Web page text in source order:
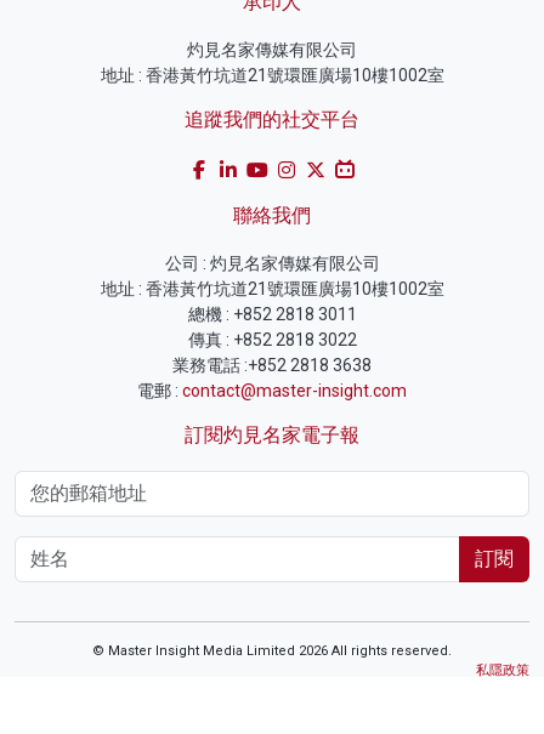
灼見名家傳媒有限公司
地址 : 香港黃竹坑道21號環匯廣場10樓1002室
追蹤我們的社交平台
聯絡我們
公司 : 灼見名家傳媒有限公司
地址 : 香港黃竹坑道21號環匯廣場10樓1002室
總機 : +852 2818 3011
傳真 : +852 2818 3022
業務電話 :+852 2818 3638
電郵 : contact@master-insight.com
訂閱灼見名家電子報
訂閱
© Master Insight Media Limited 2026 All rights reserved.
私隱政策